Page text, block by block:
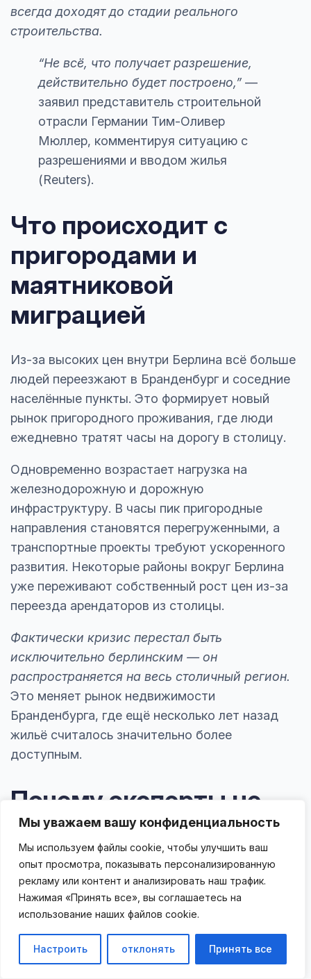
Мы уважаем вашу конфиденциальность
Мы используем файлы cookie, чтобы улучшить ваш
опыт просмотра, показывать персонализированную
рекламу или контент и анализировать наш трафик.
Нажимая «Принять все», вы соглашаетесь на
использование наших файлов cookie.
Настроить отклонять Принять все
всегда доходят до стадии реального
строительства.
“Не всё, что получает разрешение,
действительно будет построено,” —
заявил представитель строительной
отрасли Германии Тим-Оливер
Мюллер, комментируя ситуацию с
разрешениями и вводом жилья
(Reuters).
Что происходит с
пригородами и
маятниковой
миграцией
Из-за высоких цен внутри Берлина всё больше
людей переезжают в Бранденбург и соседние
населённые пункты. Это формирует новый
рынок пригородного проживания, где люди
ежедневно тратят часы на дорогу в столицу.
Одновременно возрастает нагрузка на
железнодорожную и дорожную
инфраструктуру. В часы пик пригородные
направления становятся перегруженными, а
транспортные проекты требуют ускоренного
развития. Некоторые районы вокруг Берлина
уже переживают собственный рост цен из-за
переезда арендаторов из столицы.
Фактически кризис перестал быть
исключительно берлинским — он
распространяется на весь столичный регион.
Это меняет рынок недвижимости
Бранденбурга, где ещё несколько лет назад
жильё считалось значительно более
доступным.
Почему эксперты не
ждут быстрого
улучшения ситуации
Большинство аналитиков рынка недвижимости
сходятся во мнении, что быстрых изменений в
ближайшие годы ожидать не стоит. Даже если
количество разрешений продолжит расти,